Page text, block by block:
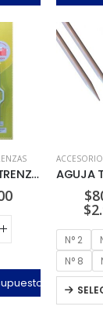
AGUJA PARA TRENZAS CBX
$
$
N° 2
N° 8